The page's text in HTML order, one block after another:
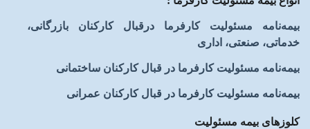
‌بیمه‌نامه مسئولیت کارفرما درقبال کارکنان بازرگانی،
خدماتی، صنعتی، اداری
‌بیمه‌نامه مسئولیت کارفرما در قبال کارکنان ساختمانی
‌بیمه‌نامه مسئولیت کارفرما در قبال کارکنان عمرانی
کلوزهای بیمه مسئولیت